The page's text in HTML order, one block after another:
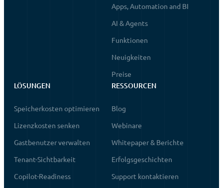
Apps, Automation and BI
AI & Agents
Funktionen
Neuigkeiten
Preise
LÖSUNGEN
Speicherkosten optimieren
Lizenzkosten senken
Gastbenutzer verwalten
Tenant-Sichtbarkeit
Copilot-Readiness
RESSOURCEN
Blog
Webinare
Whitepaper & Berichte
Erfolgsgeschichten
Support kontaktieren